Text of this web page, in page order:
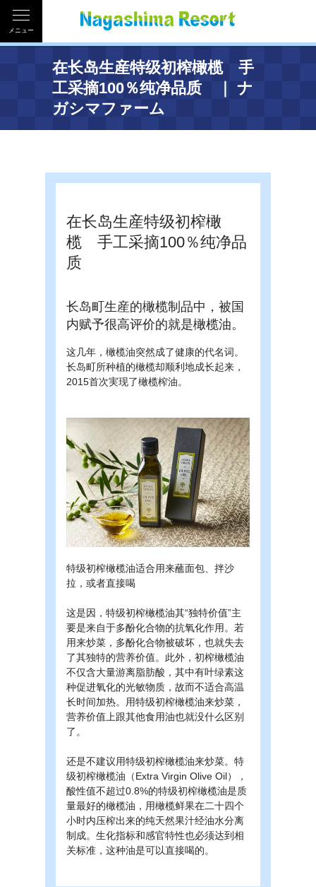
メニュー
在长岛生産特级初榨橄榄 手
工采摘100％纯净品质 ｜ ナ
ガシマファーム
在长岛生産特级初榨橄
榄 手工采摘100％纯净品
质
长岛町生産的橄榄制品中，被国
内赋予很高评价的就是橄榄油。
这几年，橄榄油突然成了健康的代名词。
长岛町所种植的橄榄却顺利地成长起来，
2015首次実现了橄榄榨油。
特级初榨橄榄油适合用来蘸面包、拌沙
拉，或者直接喝
这是因，特级初榨橄榄油其“独特价值”主
要是来自于多酚化合物的抗氧化作用。若
用来炒菜，多酚化合物被破坏，也就失去
了其独特的营养价值。此外，初榨橄榄油
不仅含大量游离脂肪酸，其中有叶绿素这
种促进氧化的光敏物质，故而不适合高温
长时间加热。用特级初榨橄榄油来炒菜，
营养价值上跟其他食用油也就没什么区别
了。
还是不建议用特级初榨橄榄油来炒菜。特
级初榨橄榄油（Extra Virgin Olive Oil），
酸性值不超过0.8%的特级初榨橄榄油是质
量最好的橄榄油，用橄榄鲜果在二十四个
小时内压榨出来的纯天然果汁经油水分离
制成。生化指标和感官特性也必须达到相
关标准，这种油是可以直接喝的。